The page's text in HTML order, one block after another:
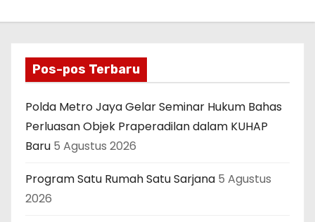
Pos-pos Terbaru
Polda Metro Jaya Gelar Seminar Hukum Bahas
Perluasan Objek Praperadilan dalam KUHAP
Baru 5 Agustus 2026
Program Satu Rumah Satu Sarjana 5 Agustus
2026